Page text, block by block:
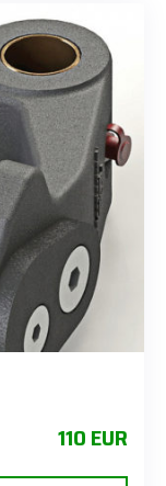
110 EUR